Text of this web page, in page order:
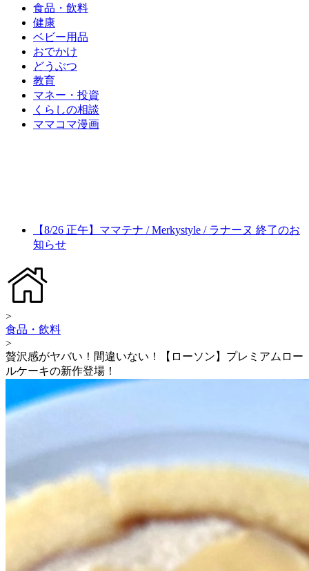
食品・飲料
健康
ベビー用品
おでかけ
どうぶつ
教育
マネー・投資
くらしの相談
ママコマ漫画
【8/26 正午】ママテナ / Merkystyle / ラナーヌ 終了のお
知らせ
>
食品・飲料
>
贅沢感がヤバい！間違いない！【ローソン】プレミアムロー
ルケーキの新作登場！